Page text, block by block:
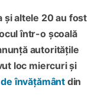
și altele 20 au fost
într-o școală
autoritățile
loc miercuri și
învățământ din